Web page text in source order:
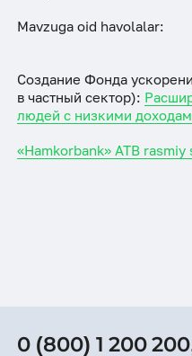
Mavzuga oid havolalar:
Создание Фонда
в частный сектор):
людей с низкими
«Hamkorbank» ATB rasmiy
0 (800) 1 200 200